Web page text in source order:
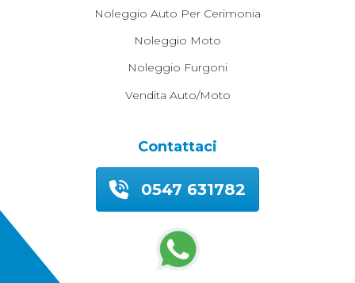
Noleggio Auto Per Cerimonia
Noleggio Moto
Noleggio Furgoni
Vendita Auto/moto
Contattaci
0547 631782